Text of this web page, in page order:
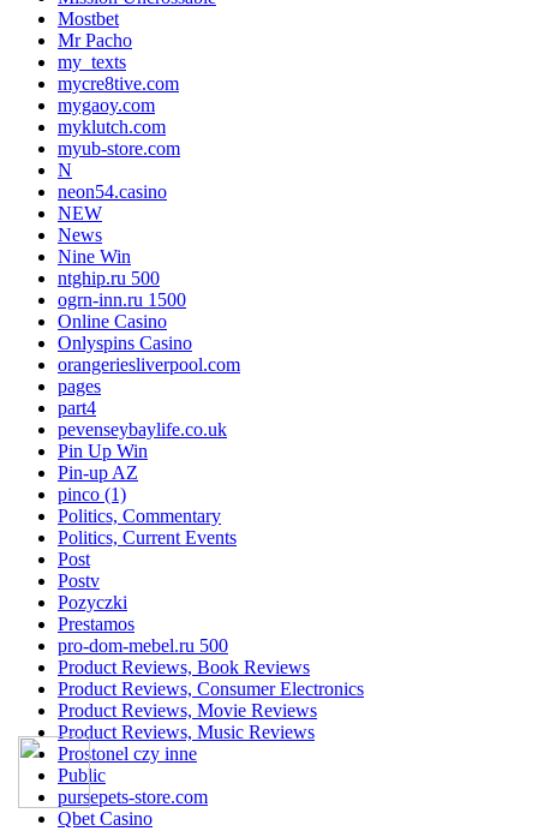
Mostbet
Mr Pacho
my_texts
mycre8tive.com
mygaoy.com
myklutch.com
myub-store.com
N
neon54.casino
NEW
News
Nine Win
ntghip.ru 500
ogrn-inn.ru 1500
Online Casino
Onlyspins Casino
orangeriesliverpool.com
pages
part4
pevenseybaylife.co.uk
Pin Up Win
Pin-up AZ
pinco (1)
Politics, Commentary
Politics, Current Events
Post
Postv
Pozyczki
Prestamos
pro-dom-mebel.ru 500
Product Reviews, Book Reviews
Product Reviews, Consumer Electronics
Product Reviews, Movie Reviews
Product Reviews, Music Reviews
Prostonel czy inne
Public
pursepets-store.com
Qbet Casino